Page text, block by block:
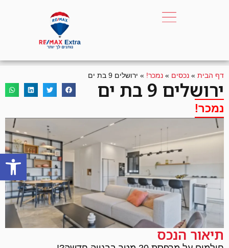
פתח
דף הבית » נכסים » נמכר! » ירושלים 9 בת ים
ירושלים 9 בת ים
נמכר!
תיאור הנכס